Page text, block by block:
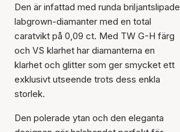
Den är infattad med runda briljantslipade
labgrown-diamanter med en total
caratvikt på 0,09 ct. Med TW G-H färg
och VS klarhet har diamanterna en
klarhet och glitter som ger smycket ett
exklusivt utseende trots dess enkla
storlek.
Den polerade ytan och den eleganta